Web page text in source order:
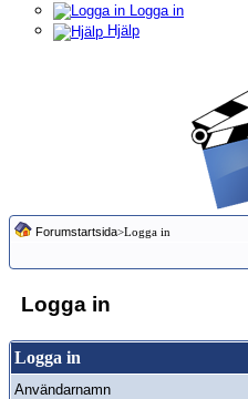
Logga in
Hjälp
Forumstartsida>Logga in
Logga in
Logga in
Användarnamn